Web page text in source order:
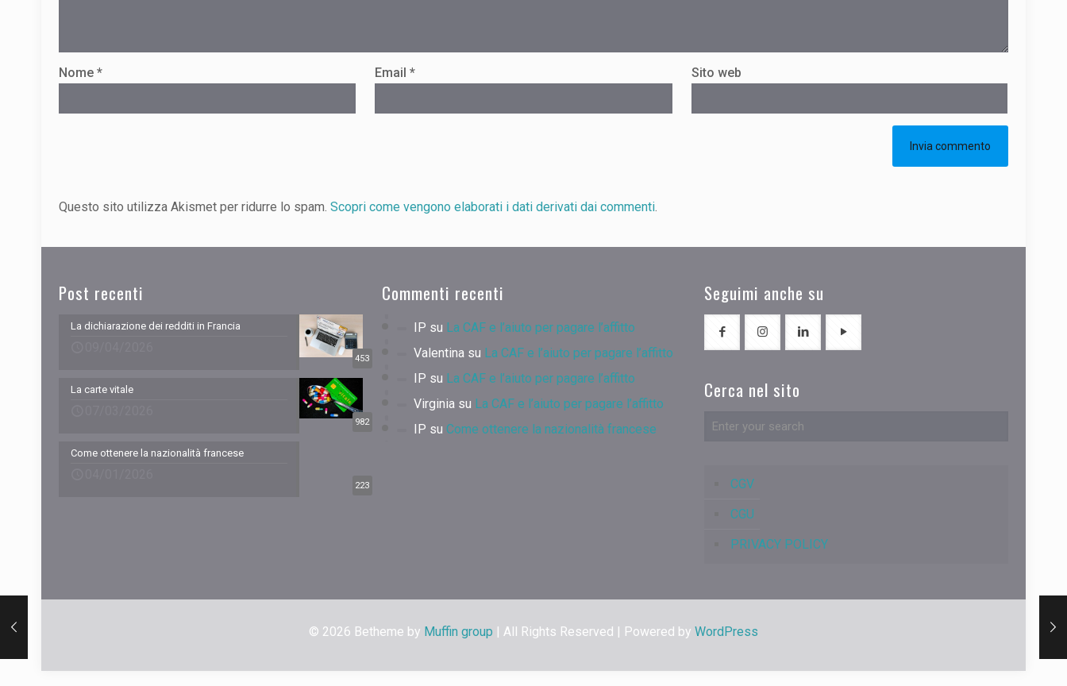
Nome * Email* Sito web
Questo sito utilizza Akismet per ridurre lo spam. Scopri come vengono elaborati i dati derivati dai commenti.
Post recenti
453
La dichiarazione dei redditi in Francia
982
La carte vitale
223
Come ottenere la nazionalità francese
Commenti recenti
IP su La CAF e l’aiuto per pagare l’affitto
Valentinasu La CAF e l’aiuto per pagare l’affitto
IP su La CAF e l’aiuto per pagare l’affitto
Virginiasu La CAF e l’aiuto per pagare l’affitto
IP su Come ottenere la nazionalità francese
Seguimi anche su
Cerca nel sito
CGV
CGU
PRIVACY POLICY
© 2026 Betheme by Muffin group | All Rights Reserved | Powered by WordPress